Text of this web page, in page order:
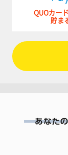
QUOカー
貯ま